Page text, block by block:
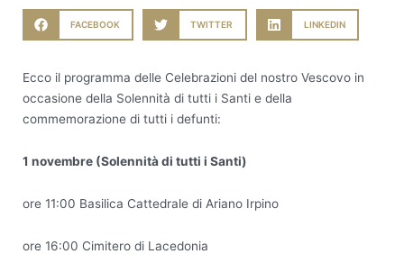
FACEBOOK TWITTER LINKEDIN
Ecco il programma delle Celebrazioni del nostro Vescovo in
occasione della Solennità di tutti i Santi e della
commemorazione di tutti i defunti:
1 novembre (Solennità di tutti i Santi)
ore 11:00 Basilica Cattedrale di Ariano Irpino
ore 16:00 Cimitero di Lacedonia